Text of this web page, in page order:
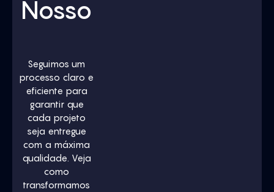
Nosso
Seguimos um
processo claro e
eficiente para
garantir que
cada projeto
seja entregue
com a máxima
qualidade. Veja
como
transformamos